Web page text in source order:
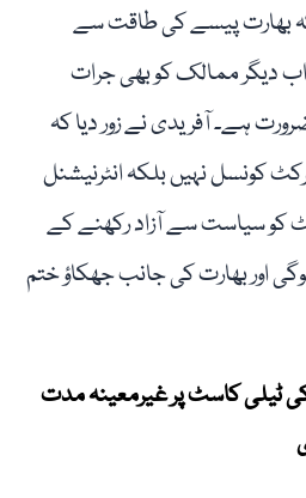
بھارت پیسے کی طاقت سے
اب دیگر ممالک کو بھی جرات
ہے۔ آفریدی نے زور دیا کہ
کونسل نہیں بلکہ انٹرنیشنل
کو سیاست سے آزاد رکھنے کے
اور بھارت کی جانب جھکاؤ ختم
ٹیلی کاسٹ پر غیرمعینہ مدت